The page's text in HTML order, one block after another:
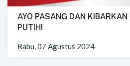
AYO PASANG DAN
PUTIH!
Rabu, 07 Agustus 2024